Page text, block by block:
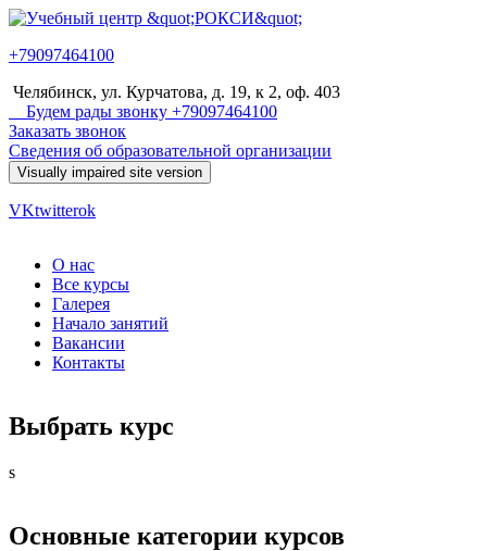
Перейти к основному содержанию
Учебный
центр
"РОКСИ"
+79097464100
Челябинск, ул. Курчатова, д. 19, к 2, оф. 403
Будем рады звонку +79097464100
Заказать звонок
Сведения об образовательной организации
VKtwitterok
Главное меню
О нас
Все курсы
Галерея
Начало занятий
Вакансии
Контакты
Выбрать курс
s
Основные категории курсов